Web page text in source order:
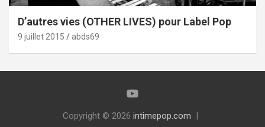
D’autres vies (OTHER LIVES) pour Label Pop
9 juillet 2015 abds69
Copyright © 2026 intimepop.com